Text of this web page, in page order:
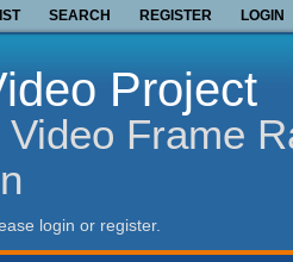
SEARCH REGISTER LOGIN
Project
Video Frame
login or register.